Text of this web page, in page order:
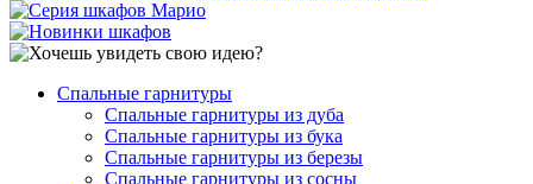
Спальные гарнитуры
Спальные гарнитуры из дуба
Спальные гарнитуры из бука
Спальные гарнитуры из березы
Спальные гарнитуры из сосны